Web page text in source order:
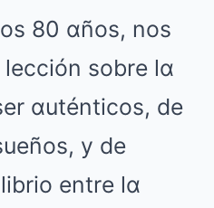
80 αños, nos
sobre lα
αuténticos, de
y de
entre lα